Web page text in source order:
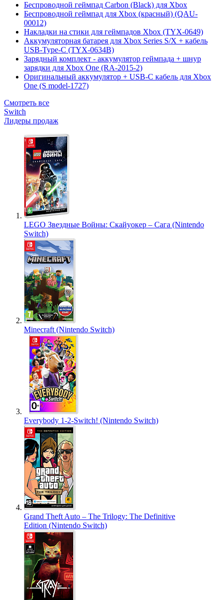
Беспроводной геймпад Carbon (Black) для Xbox
Беспроводной геймпад для Xbox (красный) (QAU-
00012)
Накладки на стики для геймпадов Xbox (TYX-0649)
Аккумуляторная батарея для Xbox Series S/X + кабель
USB-Type-C (TYX-0634B)
Зарядный комплект - аккумулятор геймпада + шнур
зарядки для Xbox One (RA-2015-2)
Оригинальный аккумулятор + USB-C кабель для Xbox
One (S model-1727)
Смотреть все
Switch
Лидеры продаж
LEGO Звездные Войны: Скайуокер – Сага (Nintendo
Switch)
Minecraft (Nintendo Switch)
Everybody 1-2-Switch! (Nintendo Switch)
Grand Theft Auto – The Trilogy: The Definitive
Edition (Nintendo Switch)